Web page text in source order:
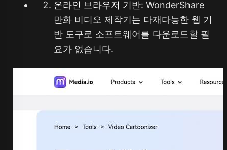
온라인 브라우저 기반: WonderShare
만화 비디오 제작기는 다재다능한 웹 기
반 도구로 소프트웨어를 다운로드할 필
요가 없습니다.